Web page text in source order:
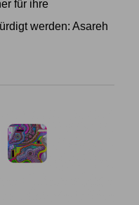
für ihre
werden: Asareh